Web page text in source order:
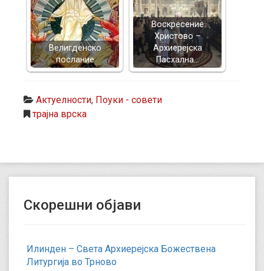
Велигденско
послание
Воскресение
Христово –
Архиерејска
Пасхална…
Актуелности, Поуки - совети
трајна врска
Скорешни објави
Илинден – Света Архиерејска Божествена
Литургија во Трново